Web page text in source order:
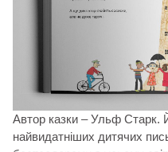
Автор казки – Ульф Старк.
найвидатніших дитячих